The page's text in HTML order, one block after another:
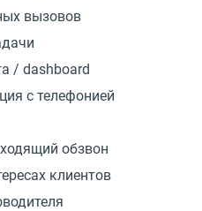
вызовов
/ dashboard
с телефонией
обзвон
клиентов